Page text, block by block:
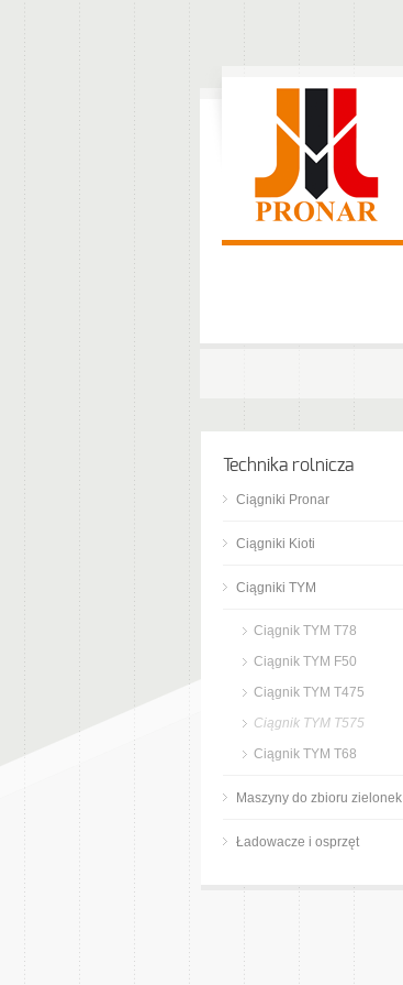
Technika rolnicza
Ciągniki Pronar
Ciągniki Kioti
Ciągniki TYM
Ciągnik TYM T78
Ciągnik TYM F50
Ciągnik TYM T475
Ciągnik TYM T575
Ciągnik TYM T68
Maszyny do zbioru zielonek
Ładowacze i osprzęt